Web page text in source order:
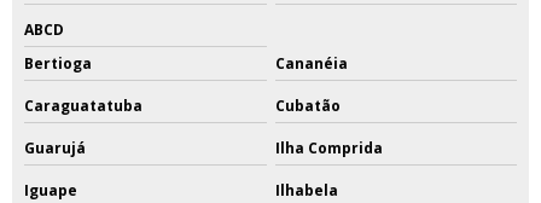
ABCD
Bertioga
Cananéia
Caraguatatuba Cubatão
Guarujá Ilha Comprida
Iguape Ilhabela